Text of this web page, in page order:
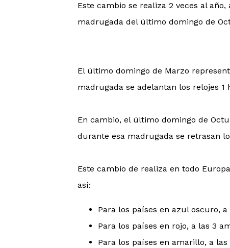
Este cambio se realiza 2 veces al
madrugada del último domingo de
El último domingo de Marzo
madrugada se adelantan los relojes 1
En cambio, el último domingo de
durante esa madrugada se retrasan
Este cambio de realiza en todo
así:
Para los países en azul oscuro,
Para los países en rojo, a las 3
Para los países en amarillo, a